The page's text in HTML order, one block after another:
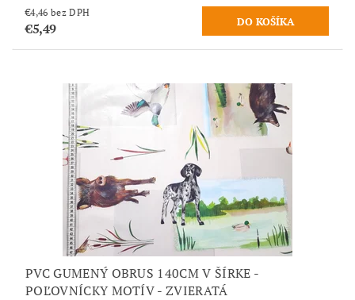
€4,46 bez DPH
€5,49
PVC GUMENÝ OBRUS 140CM V ŠÍRKE -
POĽOVNÍCKY MOTÍV - ZVIERATÁ